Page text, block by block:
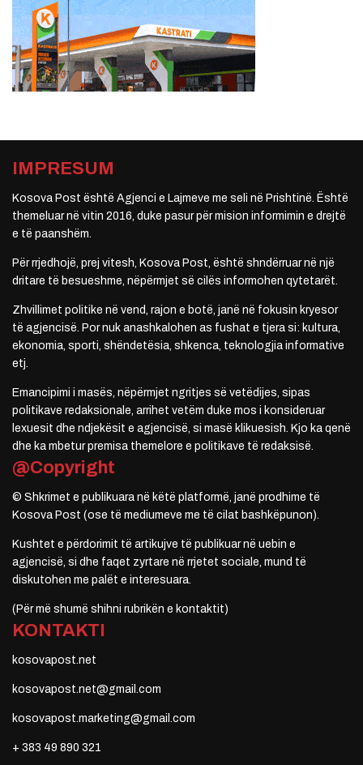
IMPRESUM
Kosova Post është Agjenci e Lajmeve me seli në Prishtinë. Është
themeluar në vitin 2016, duke pasur për mision informimin e drejtë
e të paanshëm.
Për rrjedhojë, prej vitesh, Kosova Post, është shndërruar në një
dritare të besueshme, nëpërmjet së cilës informohen qytetarët.
Zhvillimet politike në vend, rajon e botë, janë në fokusin kryesor
të agjencisë. Por nuk anashkalohen as fushat e tjera si: kultura,
ekonomia, sporti, shëndetësia, shkenca, teknologjia informative
etj.
Emancipimi i masës, nëpërmjet ngritjes së vetëdijes, sipas
politikave redaksionale, arrihet vetëm duke mos i konsideruar
lexuesit dhe ndjekësit e agjencisë, si masë klikuesish. Kjo ka qenë
dhe ka mbetur premisa themelore e politikave të redaksisë.
@Copyright
© Shkrimet e publikuara në këtë platformë, janë prodhime të
Kosova Post (ose të mediumeve me të cilat bashkëpunon).
Kushtet e përdorimit të artikujve të publikuar në uebin e
agjencisë, si dhe faqet zyrtare në rrjetet sociale, mund të
diskutohen me palët e interesuara.
(Për më shumë shihni rubrikën e kontaktit)
KONTAKTI
kosovapost.net
kosovapost.net@gmail.com
kosovapost.marketing@gmail.com
+ 383 49 890 321